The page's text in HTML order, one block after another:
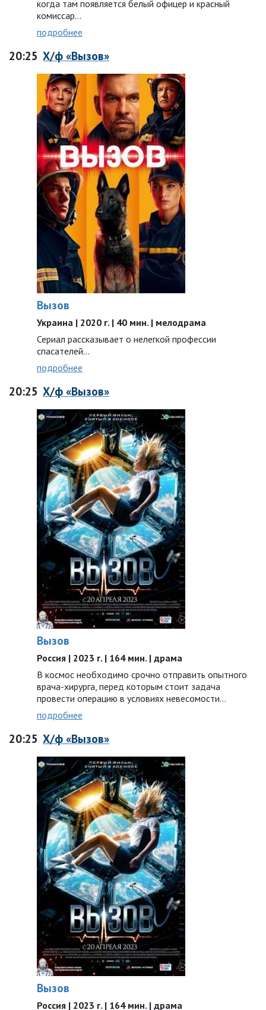
когда там появляется белый офицер и красный
комиссар...
подробнее
20:25 Х/ф «Вызов»
Вызов
Украина | 2020 г. | 40 мин. | мелодрама
Сериал рассказывает о нелегкой профессии
спасателей...
подробнее
20:25 Х/ф «Вызов»
Вызов
Россия | 2023 г. | 164 мин. | драма
В космос необходимо срочно отправить опытного
врача-хирурга, перед которым стоит задача
провести операцию в условиях невесомости…
подробнее
20:25 Х/ф «Вызов»
Вызов
Россия | 2023 г. | 164 мин. | драма